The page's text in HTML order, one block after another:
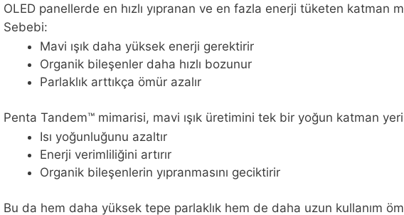
OLED panellerde en hızlı yıpranan ve en fazla enerji tüketen katman
Sebebi:
Mavi ışık daha yüksek enerji gerektirir
Organik bileşenler daha hızlı bozunur
Parlaklık arttıkça ömür azalır
Penta Tandem™ mimarisi, mavi ışık üretimini tek bir yoğun katman
Isı yoğunluğunu azaltır
Enerji verimliliğini artırır
Organik bileşenlerin yıpranmasını geciktirir
Bu da hem daha yüksek tepe parlaklık hem de daha uzun kullanım